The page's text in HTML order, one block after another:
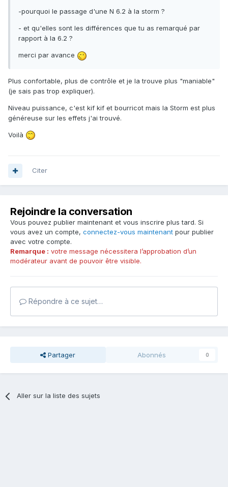
-pourquoi le passage d'une N 6.2 à la storm ?
- et qu'elles sont les différences que tu as remarqué par
rapport à la 6.2 ?
merci par avance
Plus confortable, plus de contrôle et je la trouve plus "maniable"
(je sais pas trop expliquer).
Niveau puissance, c'est kif kif et bourricot mais la Storm est plus
généreuse sur les effets j'ai trouvé.
Voilà
Citer
Rejoindre la conversation
Vous pouvez publier maintenant et vous inscrire plus tard. Si
vous avez un compte, connectez-vous maintenant pour publier
avec votre compte.
Remarque : votre message nécessitera l’approbation d’un
modérateur avant de pouvoir être visible.
Répondre à ce sujet…
Partager Abonnés 0
Aller sur la liste des sujets